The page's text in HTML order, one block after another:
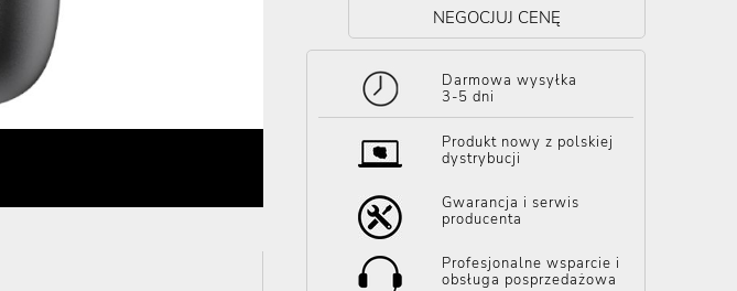
NEGOCJUJ CENĘ
Darmowa wysyłka
3-5 dni
Produkt nowy z polskiej
dystrybucji
Gwarancja i serwis
producenta
Profesjonalne wsparcie i
obsługa posprzedażowa